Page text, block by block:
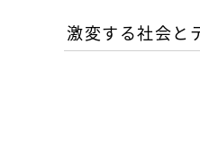
激変する社会と